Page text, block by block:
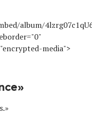
album/
media">